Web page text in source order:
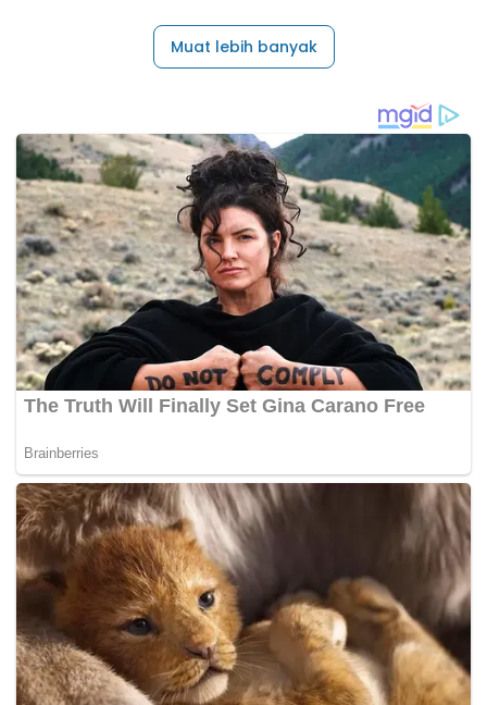
Muat lebih banyak